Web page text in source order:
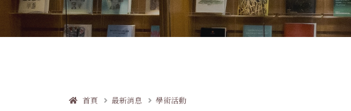
首頁 最新消息 學術活動